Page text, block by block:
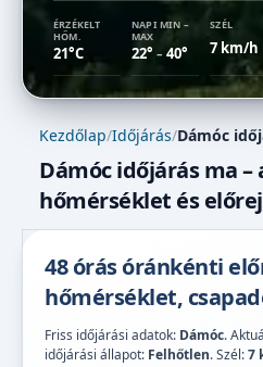
ÉRZÉKELT
HŐM.
21°C
NAPI MIN –
MAX
22° –40°
SZÉL
7 km/h
Kezdőlap/Időjárás/Dámóc
Dámóc időjárás ma
hőmérséklet és
48 órás óránkénti
hőmérséklet,
Friss időjárási adatok: Dámóc.
időjárási állapot: Felhőtlen. Szél:7